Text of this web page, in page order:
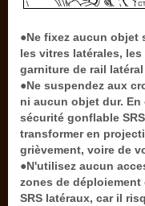
●Ne fixez aucun objet
les vitres latérales,
garniture de rail
●Ne suspendez aux
ni aucun objet dur.
sécurité gonflable
transformer en
grièvement, voire de
●N'utilisez aucun
zones de
SRS latéraux, car il